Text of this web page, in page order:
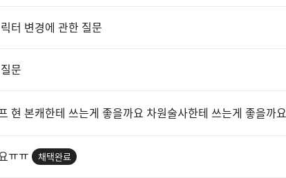
터 변경에 관한 질문
문
현 본캐한테 쓰는게 좋을까요 차원술사한테 쓰는게 좋을까요
ㅠㅠ 채택완료